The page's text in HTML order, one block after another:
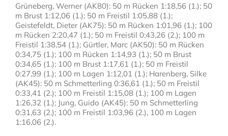
Grüneberg, Werner (AK80): 50 m Rücken 1:18,56 (1.); 50
m Brust 1:12,06 (1.); 50 m Freistil 1:05,88 (1.);
Geistefeldt, Dieter (AK75): 50 m Rücken 1:01,96 (1.); 100
m Rücken 2:20,47 (1.); 50 m Freistil 0:43,26 (2.); 100 m
Freistil 1:38,54 (1.); Gürtler, Marc (AK50): 50 m Rücken
0:34,75 (1.); 100 m Rücken 1:14,93 (1.); 50 m Brust
0:34,65 (1.); 100 m Brust 1:17,61 (1.); 50 m Freistil
0:27,99 (1.); 100 m Lagen 1:12,01 (1.); Harenberg, Silke
(AK45): 50 m Schmetterling 0:36,61 (1.); 50 m Freistil
0:33,41 (2.); 100 m Freistil 1:15,08 (1.); 100 m Lagen
1:26,32 (1.); Jung, Guido (AK45): 50 m Schmetterling
0:31,63 (2.); 100 m Freistil 1:03,96 (2.), 100 m Lagen
1:16,06 (2.).